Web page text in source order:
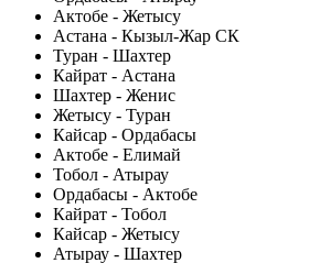
Актобе - Жетысу
Астана - Кызыл-Жар СК
Туран - Шахтер
Кайрат - Астана
Шахтер - Женис
Жетысу - Туран
Кайсар - Ордабасы
Актобе - Елимай
Тобол - Атырау
Ордабасы - Актобе
Кайрат - Тобол
Кайсар - Жетысу
Атырау - Шахтер